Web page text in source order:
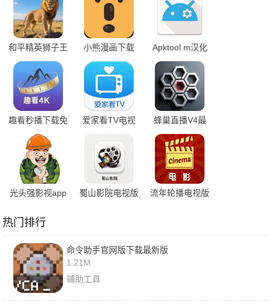
和平精英狮子王
直装版下载安装
小熊漫画下载
Apktool m汉化
版App下载
趣看秒播下载免
费版
爱家看TV电视
蜂巢直播V4最
新版本
光头强影视app 蜀山影院电视版 流年轮播电视版
热门排行
命令助手官网版下载最新版
1.21M
辅助工具